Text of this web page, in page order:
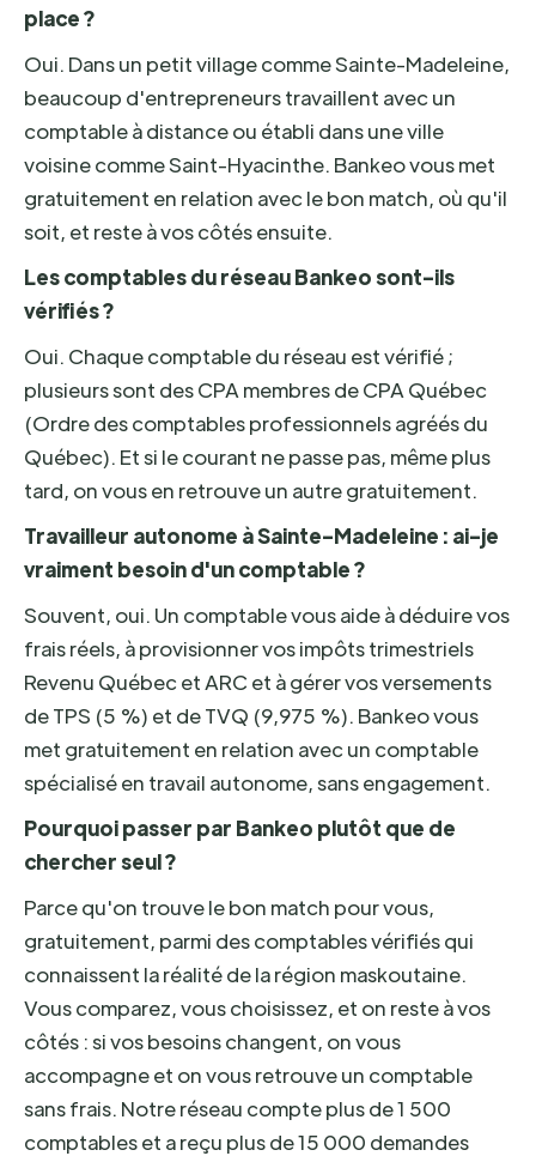
place ?
Oui. Dans un petit village comme Sainte-Madeleine,
beaucoup d'entrepreneurs travaillent avec un
comptable à distance ou établi dans une ville
voisine comme Saint-Hyacinthe. Bankeo vous met
gratuitement en relation avec le bon match, où qu'il
soit, et reste à vos côtés ensuite.
Les comptables du réseau Bankeo sont-ils
vérifiés ?
Oui. Chaque comptable du réseau est vérifié ;
plusieurs sont des CPA membres de CPA Québec
(Ordre des comptables professionnels agréés du
Québec). Et si le courant ne passe pas, même plus
tard, on vous en retrouve un autre gratuitement.
Travailleur autonome à Sainte-Madeleine : ai-je
vraiment besoin d'un comptable ?
Souvent, oui. Un comptable vous aide à déduire vos
frais réels, à provisionner vos impôts trimestriels
Revenu Québec et ARC et à gérer vos versements
de TPS (5 %) et de TVQ (9,975 %). Bankeo vous
met gratuitement en relation avec un comptable
spécialisé en travail autonome, sans engagement.
Pourquoi passer par Bankeo plutôt que de
chercher seul ?
Parce qu'on trouve le bon match pour vous,
gratuitement, parmi des comptables vérifiés qui
connaissent la réalité de la région maskoutaine.
Vous comparez, vous choisissez, et on reste à vos
côtés : si vos besoins changent, on vous
accompagne et on vous retrouve un comptable
sans frais. Notre réseau compte plus de 1 500
comptables et a reçu plus de 15 000 demandes